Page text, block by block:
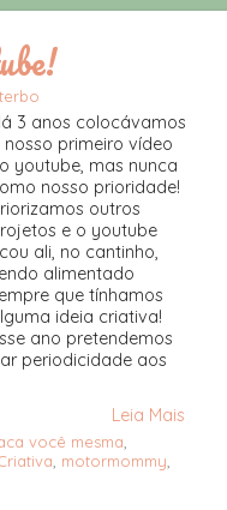
3 anos colocávamos
nosso primeiro vídeo
youtube, mas nunca
nosso prioridade!
outros
e o youtube
ali, no cantinho,
alimentado
que tínhamos
ideia criativa!
ano pretendemos
periodicidade aos
Leia Mais
você mesma
motormommy